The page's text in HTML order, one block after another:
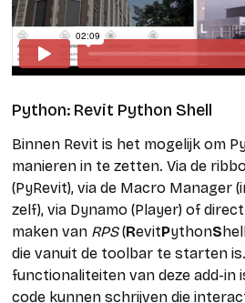
Python: Revit Python Shell
Binnen Revit is het mogelijk om
manieren in te zetten. Via de
(PyRevit), via de Macro Manager
zelf), via Dynamo (Player) of
maken van RPS(RevitPythonS
die vanuit de toolbar te starten
functionaliteiten van deze add-in
code kunnen schrijven die